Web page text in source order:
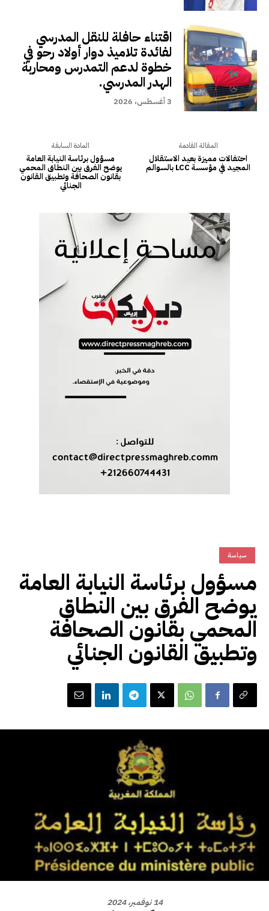
اقتناء حافلة للنقل المدرسي
لفائدة تلاميذ دوار أولاد رحو في
خطوة لدعم التمدرس ومحاربة
الهدر المدرسي.
3 أغسطس، 2026
المادة السابقة
مسؤول برئاسة النيابة العامة
يوضح الفرق بين النطاق المحمي
بقانون الصحافة وتطبيق القانون
الجنائي
المقالة القادمة
احتفالات مميزة بعيد الاستقلال
المجيد في مؤسسة LCC بالسوالم